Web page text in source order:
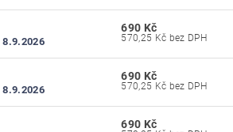
8.9.2026
690 Kč
570,25 Kč bez DPH
8.9.2026
690 Kč
570,25 Kč bez DPH
690 Kč